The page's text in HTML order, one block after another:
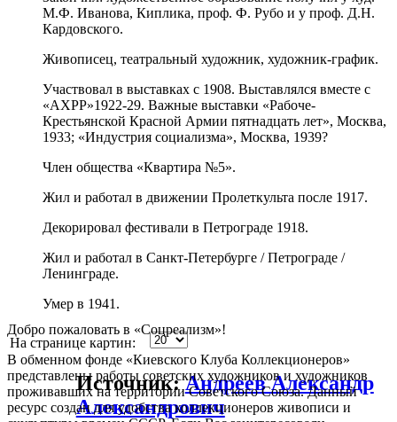
М.Ф. Иванова, Киплика, проф. Ф. Рубо и у проф. Д.Н.
Кардовского.
Живописец, театральный художник, художник-график.
Участвовал в выставках с 1908. Выставлялся вместе с
«АХРР»1922-29. Важные выставки «Рабоче-
Крестьянской Красной Армии пятнадцать лет», Москва,
1933; «Индустрия социализма», Москва, 1939?
Член общества «Квартира №5».
Жил и работал в движении Пролеткульта после 1917.
Декорировал фестивали в Петрограде 1918.
Жил и работал в Санкт-Петербурге / Петрограде /
Ленинграде.
Умер в 1941.
На странице картин:
Источник:Андреев Александр
Александрович
Добро пожаловать в «Соцреализм»!
В обменном фонде «Киевского Клуба Коллекционеров»
представлены работы советских художников и художников
проживавших на территории Советского Союза. Данный
ресурс создан для удобства коллекционеров живописи и